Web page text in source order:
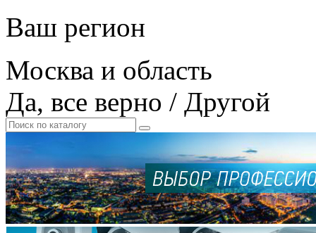
Ваш регион
Москва и область
Да, все верно / Другой